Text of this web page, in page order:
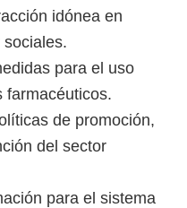
idónea en
para el uso
farmacéuticos.
de promoción,
del sector
para el sistema